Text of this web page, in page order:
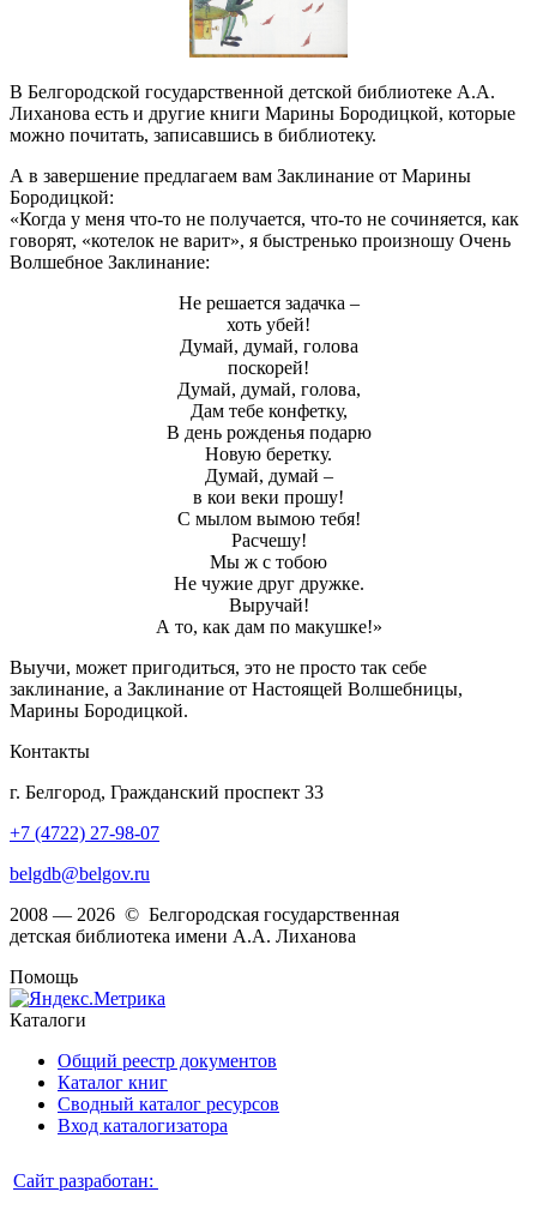
В Белгородской государственной детской библиотеке А.А.
Лиханова есть и другие книги Марины Бородицкой, которые
можно почитать, записавшись в библиотеку.
А в завершение предлагаем вам Заклинание от Марины
Бородицкой:
«Когда у меня что-то не получается, что-то не сочиняется, как
говорят, «котелок не варит», я быстренько произношу Очень
Волшебное Заклинание:
Не решается задачка –
хоть убей!
Думай, думай, голова
поскорей!
Думай, думай, голова,
Дам тебе конфетку,
В день рожденья подарю
Новую беретку.
Думай, думай –
в кои веки прошу!
С мылом вымою тебя!
Расчешу!
Мы ж с тобою
Не чужие друг дружке.
Выручай!
А то, как дам по макушке!»
Выучи, может пригодиться, это не просто так себе
заклинание, а Заклинание от Настоящей Волшебницы,
Марины Бородицкой.
Контакты
г. Белгород, Гражданский проспект 33
+7 (4722) 27-98-07
belgdb@belgov.ru
2008 — 2026 © Белгородская государственная
детская библиотека имени А.А. Лиханова
Помощь
Каталоги
Общий реестр документов
Каталог книг
Сводный каталог ресурсов
Вход каталогизатора
Сайт разработан: